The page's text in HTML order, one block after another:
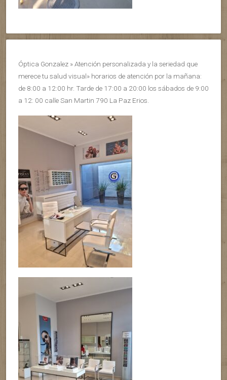
Óptica Gonzalez » Atención personalizada y la seriedad que
merece tu salud visual» horarios de atención por la mañana:
de 8:00 a 12:00 hr. Tarde de 17:00 a 20:00 los sábados de 9:00
a 12: 00 calle San Martin 790 La Paz Erios.